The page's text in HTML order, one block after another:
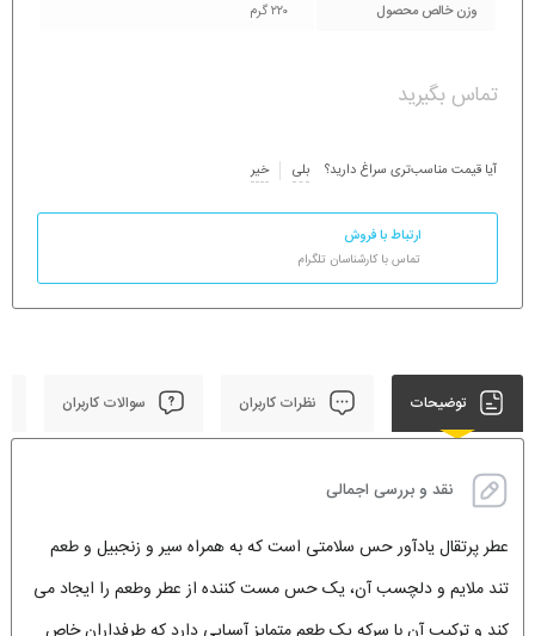
وزن خالص محصول
۲۲۰ گرم
تماس بگیرید
آیا قیمت مناسب‌تری سراغ دارید؟ بلی خیر
ارتباط با فروش
تماس با کارشناسان تلگرام
توضیحات نظرات کاربران سوالات کاربران
نقد و بررسی اجمالی
عطر پرتقال یادآور حس سلامتی است که به همراه سیر و زنجبیل و طعم
تند ملایم و دلچسب آن، یک حس مست کننده از عطر وطعم را ایجاد می